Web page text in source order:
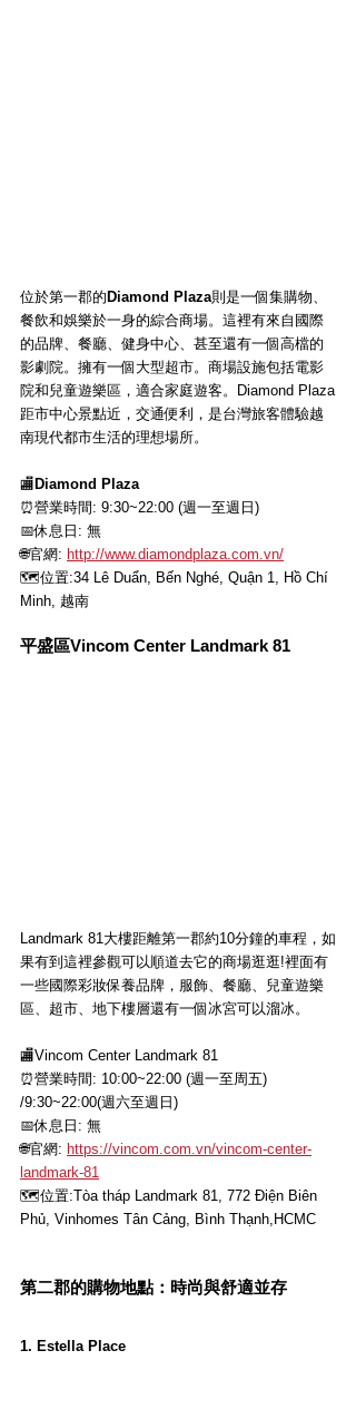
位於第一郡的Diamond Plaza則是一個集購物、
餐飲和娛樂於一身的綜合商場。這裡有來自國際
的品牌、餐廳、健身中心、甚至還有一個高檔的
影劇院。擁有一個大型超市。商場設施包括電影
院和兒童遊樂區，適合家庭遊客。Diamond Plaza
距市中心景點近，交通便利，是台灣旅客體驗越
南現代都市生活的理想場所。
🏬Diamond Plaza
⏰營業時間: 9:30~22:00 (週一至週日)
📅休息日: 無
🌐官網: http://www.diamondplaza.com.vn/
🗺位置:34 Lê Duẩn, Bến Nghé, Quận 1, Hồ Chí
Minh, 越南
平盛區Vincom Center Landmark 81
Landmark 81大樓距離第一郡約10分鐘的車程，如
果有到這裡參觀可以順道去它的商場逛逛!裡面有
一些國際彩妝保養品牌，服飾、餐廳、兒童遊樂
區、超市、地下樓層還有一個冰宮可以溜冰。
🏬Vincom Center Landmark 81
⏰營業時間: 10:00~22:00 (週一至周五)
/9:30~22:00(週六至週日)
📅休息日: 無
🌐官網: https://vincom.com.vn/vincom-center-
landmark-81
🗺位置:Tòa tháp Landmark 81, 772 Điện Biên
Phủ, Vinhomes Tân Cảng, Bình Thạnh,HCMC
第二郡的購物地點：時尚與舒適並存
1. Estella Place